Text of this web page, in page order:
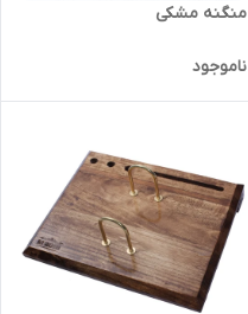
منگنه مشکی
ناموجود